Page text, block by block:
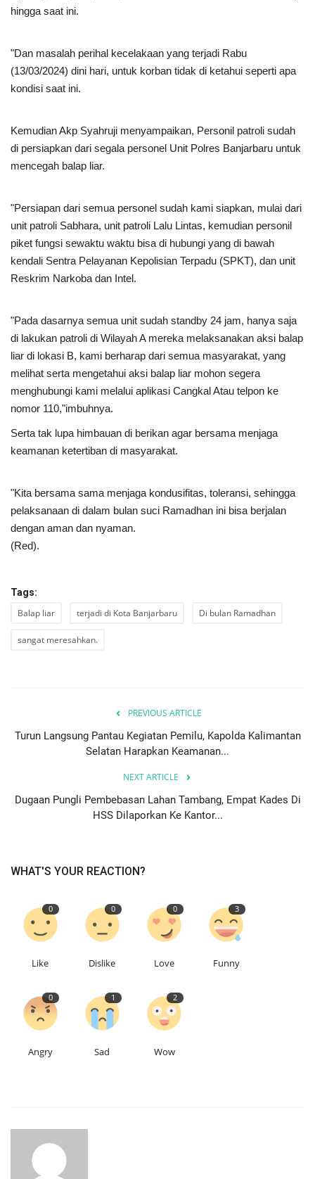
hingga saat ini.
"Dan masalah perihal kecelakaan yang terjadi Rabu
(13/03/2024) dini hari, untuk korban tidak di ketahui seperti apa
kondisi saat ini.
Kemudian Akp Syahruji menyampaikan, Personil patroli sudah
di persiapkan dari segala personel Unit Polres Banjarbaru untuk
mencegah balap liar.
"Persiapan dari semua personel sudah kami siapkan, mulai dari
unit patroli Sabhara, unit patroli Lalu Lintas, kemudian personil
piket fungsi sewaktu waktu bisa di hubungi yang di bawah
kendali Sentra Pelayanan Kepolisian Terpadu (SPKT), dan unit
Reskrim Narkoba dan Intel.
"Pada dasarnya semua unit sudah standby 24 jam, hanya saja
di lakukan patroli di Wilayah A mereka melaksanakan aksi balap
liar di lokasi B, kami berharap dari semua masyarakat, yang
melihat serta mengetahui aksi balap liar mohon segera
menghubungi kami melalui aplikasi Cangkal Atau telpon ke
nomor 110,"imbuhnya.
Serta tak lupa himbauan di berikan agar bersama menjaga
keamanan ketertiban di masyarakat.
"Kita bersama sama menjaga kondusifitas, toleransi, sehingga
pelaksanaan di dalam bulan suci Ramadhan ini bisa berjalan
dengan aman dan nyaman.
(Red).
Tags:
Balap liar terjadi di Kota Banjarbaru Di bulan Ramadhan
sangat meresahkan.
PREVIOUS ARTICLE
Turun Langsung Pantau Kegiatan Pemilu, Kapolda Kalimantan
Selatan Harapkan Keamanan...
NEXT ARTICLE
Dugaan Pungli Pembebasan Lahan Tambang, Empat Kades Di
HSS Dilaporkan Ke Kantor...
WHAT'S YOUR REACTION?
0
Like
0
Dislike
0
Love
3
Funny
0
Angry
1
Sad
2
Wow